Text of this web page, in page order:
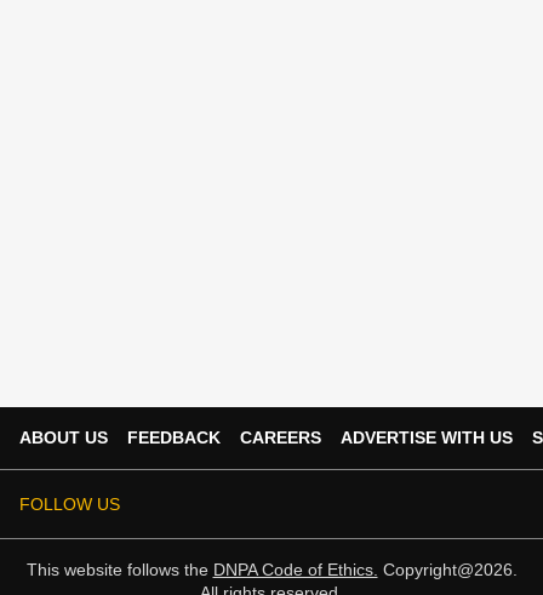
ABOUT US FEEDBACK CAREERS ADVERTISE WITH US
FOLLOW US
This website follows the DNPA Code of Ethics. Copyright@2026.